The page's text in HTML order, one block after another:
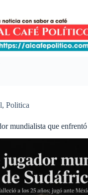
, Politica
mundialista que